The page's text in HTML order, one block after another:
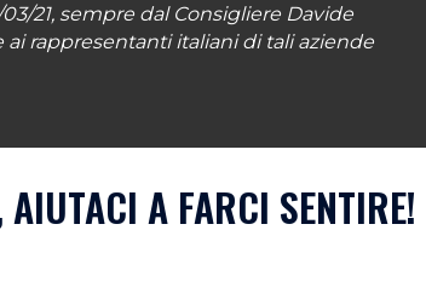
21, sempre dal Consigliere Davide
ai rappresentanti italiani di tali aziende
A FARCI SENTIRE!